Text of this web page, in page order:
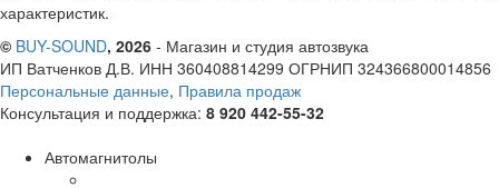
характеристик.
© BUY-SOUND, 2026 - Магазин и студия автозвука
ИП Ватченков Д.В. ИНН 360408814299 ОГРНИП 324366800014856
Персональные данные, Правила продаж
Консультация и поддержка: 8 920 442-55-32
Автомагнитолы